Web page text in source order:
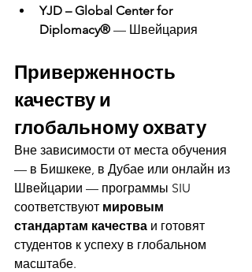
YJD – Global Center for
Diplomacy® — Швейцария
Приверженность
качеству и
глобальному охвату
Вне зависимости от места обучения
— в Бишкеке, в Дубае или онлайн из
Швейцарии — программы SIU
соответствуют мировым
стандартам качества и готовят
студентов к успеху в глобальном
масштабе.